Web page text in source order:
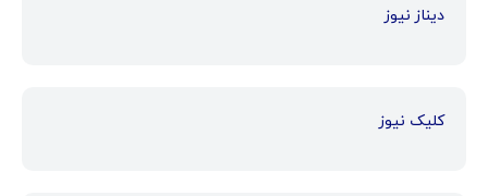
دیناز نیوز
کلیک نیوز